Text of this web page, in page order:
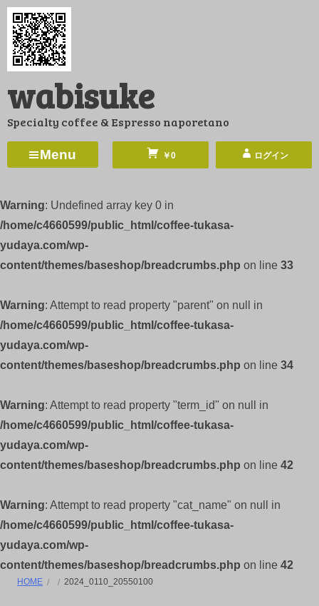
コ
ン
ツ
ス
ッ
wabisuke
Specialty coffee & Espresso naporetano
Menu ￥0 ログイン
Warning: Undefined array key 0 in
/home/c4660599/public_html/coffee-tukasa-
yudaya.com/wp-
content/themes/baseshop/breadcrumbs.php on line 33
Warning: Attempt to read property "parent" on null in
/home/c4660599/public_html/coffee-tukasa-
yudaya.com/wp-
content/themes/baseshop/breadcrumbs.php on line 34
Warning: Attempt to read property "term_id" on null in
/home/c4660599/public_html/coffee-tukasa-
yudaya.com/wp-
content/themes/baseshop/breadcrumbs.php on line 42
Warning: Attempt to read property "cat_name" on null in
/home/c4660599/public_html/coffee-tukasa-
yudaya.com/wp-
content/themes/baseshop/breadcrumbs.php on line 42
HOME 2024_0110_20550100